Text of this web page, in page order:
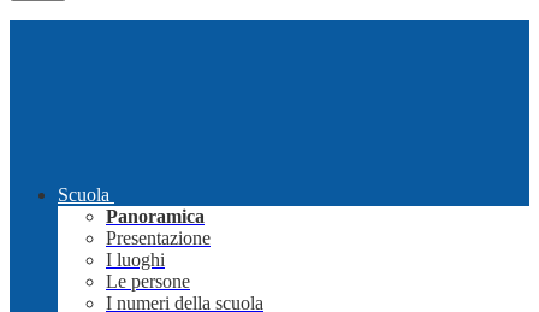
Scuola
Panoramica
Presentazione
I luoghi
Le persone
I numeri della scuola